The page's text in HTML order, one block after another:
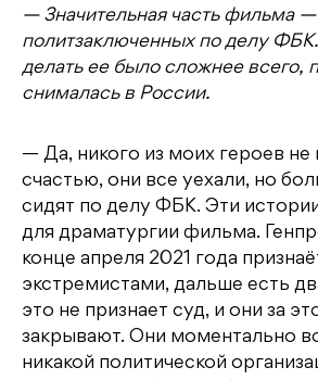
— Значительная часть фильма —
политзаключенных по делу
делать ее было сложнее всего,
снималась в России.
— Да, никого из моих героев не
счастью, они все уехали, но
сидят по делу ФБК. Эти
для драматургии фильма.
конце апреля 2021 года
экстремистами, дальше есть
это не признает суд, и они за
закрывают. Они моментально
никакой политической